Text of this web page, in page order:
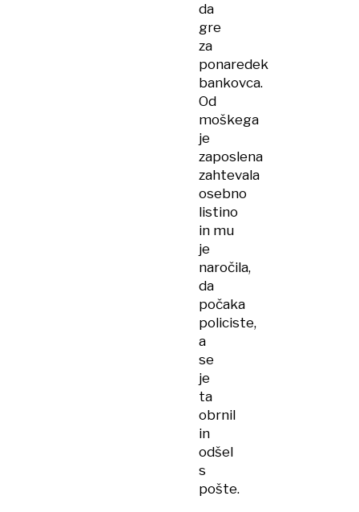
da
gre
za
ponaredek
bankovca.
Od
moškega
je
zaposlena
zahtevala
osebno
listino
in mu
je
naročila,
da
počaka
policiste,
a
se
je
ta
obrnil
in
odšel
s
pošte.